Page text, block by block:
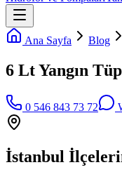
Ana Sayfa Blog
6 Lt Yangın
0 546 843 73 72
İstanbul